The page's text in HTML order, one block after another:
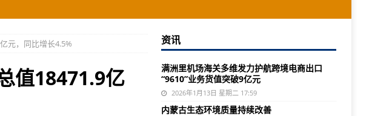
元，同比增长4.5%
值18471.9亿
资讯
满洲里机场海关多维发力护航跨境电商出口
“9610”业务货值突破9亿元
2026年1月13日 星期二 17:59
内蒙古生态环境质量持续改善